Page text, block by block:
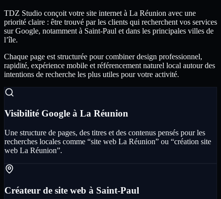
TDZ Studio conçoit votre site internet à La Réunion avec une
priorité claire : être trouvé par les clients qui recherchent vos services
sur Google, notamment à Saint-Paul et dans les principales villes de
l’île.
Chaque page est structurée pour combiner design professionnel,
rapidité, expérience mobile et référencement naturel local autour des
intentions de recherche les plus utiles pour votre activité.
Visibilité Google à La Réunion
Une structure de pages, des titres et des contenus pensés pour les
recherches locales comme “site web La Réunion” ou “création site
web La Réunion”.
Créateur de site web à Saint-Paul